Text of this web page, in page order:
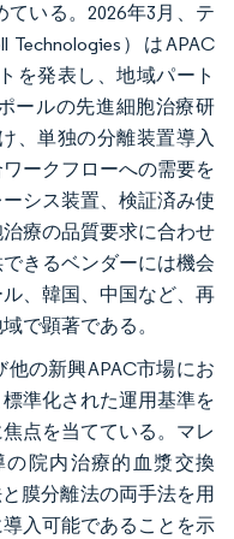
いる。2026年3月、テ
Technologies）はAPAC
を発表し、地域パート
ールの先進細胞治療研
、単独の分離装置導入
ークフローへの需要を
シス装置、検証済み使
療の品質要求に合わせ
きるベンダーには機会
、韓国、中国など、再
で顕著である。
の新興APAC市場にお
準化された運用基準を
点を当てている。マレ
院内治療的血漿交換
膜分離法の両手法を用
入可能であることを示